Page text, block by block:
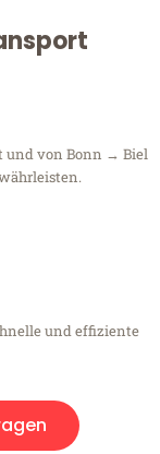
und von Bonn → Biel
und effiziente